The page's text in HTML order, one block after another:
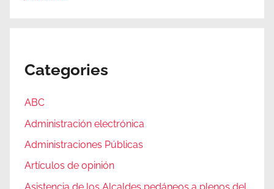
Categories
ABC
Administración electrónica
Administraciones Públicas
Artículos de opinión